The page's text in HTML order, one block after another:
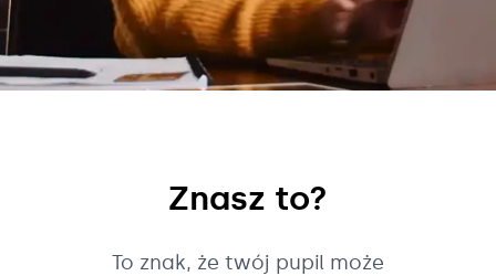
Znasz to?
To znak, że twój pupil może